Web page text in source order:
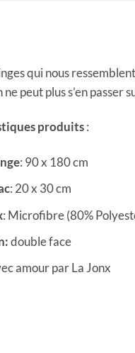
qui nous
ne peut plus s’en passer
produits:
: 90 x 180 cm
: 20 x 30 cm
: Microfibre (80%
double face
amour par La Jonx